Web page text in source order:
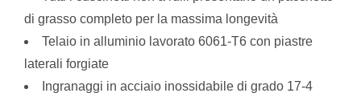
di grasso completo per la massima longevità
Telaio in alluminio lavorato 6061-T6 con piastre
laterali forgiate
Ingranaggi in acciaio inossidabile di grado 17-4